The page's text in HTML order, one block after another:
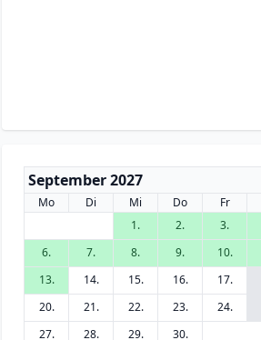
September 2027
Mo Di Mi Do Fr
1.
2. 3.
6.
7. 8. 9. 10.
13.
14. 15. 16. 17.
20.
21. 22. 23. 24.
27.
28. 29. 30.